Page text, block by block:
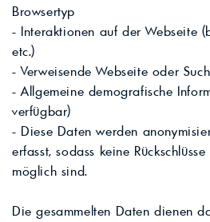
Browsertyp
- Interaktionen auf der Webseite
etc.)
- Verweisende Webseite oder
- Allgemeine demografische
verfügbar)
- Diese Daten werden
erfasst, sodass keine
möglich sind.
Die gesammelten Daten dienen